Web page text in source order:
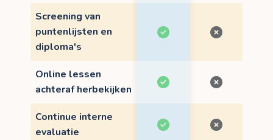
Screening van
puntenlijsten en
diploma's
Online lessen
achteraf herbekijken
Continue interne
evaluatie